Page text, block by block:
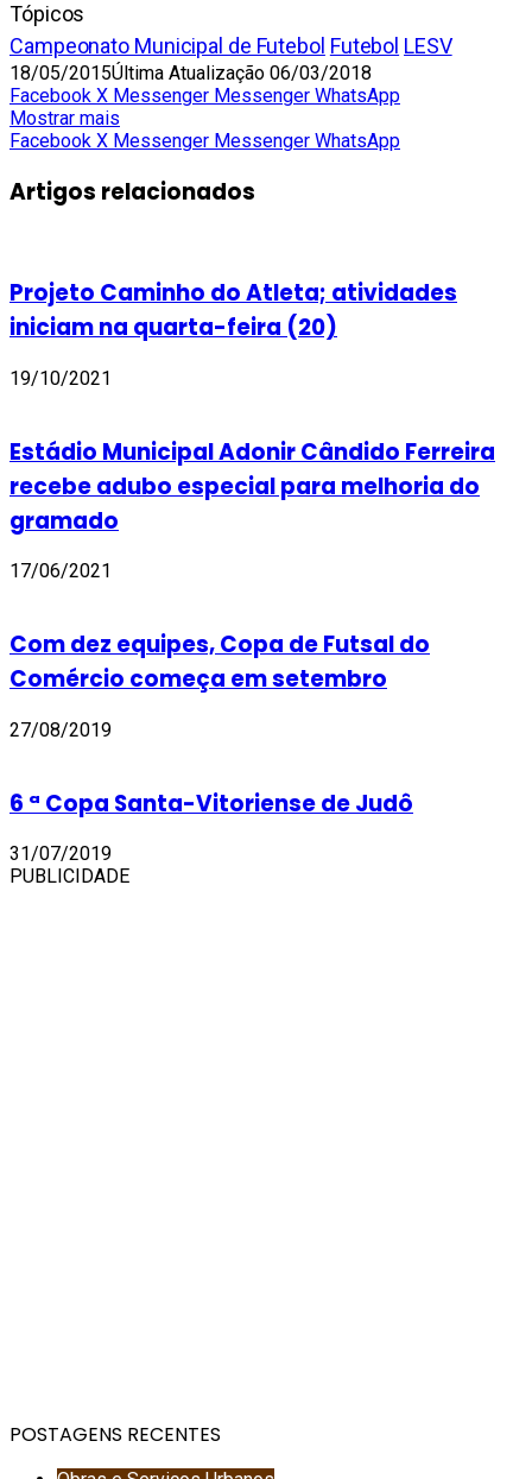
Tópicos
Campeonato Municipal de Futebol Futebol LESV
18/05/2015Última Atualização 06/03/2018
Facebook X Messenger Messenger WhatsApp
Mostrar mais
Facebook X Messenger Messenger WhatsApp
Artigos relacionados
Projeto Caminho do Atleta; atividades
iniciam na quarta-feira (20)
19/10/2021
Estádio Municipal Adonir Cândido Ferreira
recebe adubo especial para melhoria do
gramado
17/06/2021
Com dez equipes, Copa de Futsal do
Comércio começa em setembro
27/08/2019
6 ª Copa Santa-Vitoriense de Judô
31/07/2019
PUBLICIDADE
POSTAGENS RECENTES